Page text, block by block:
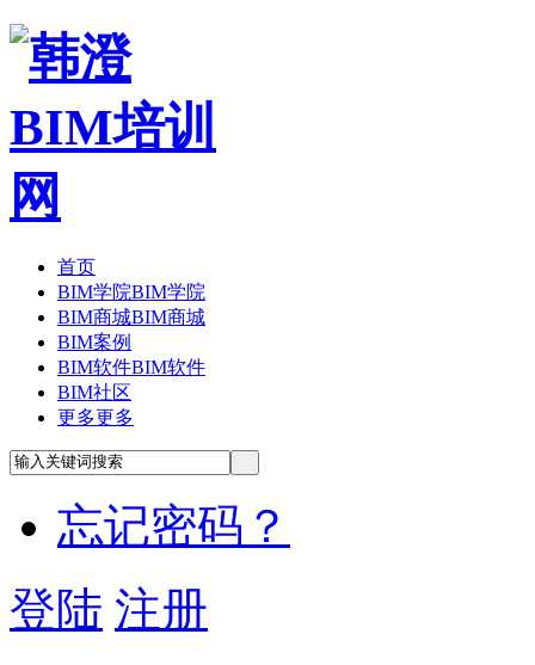
首页
BIM学院BIM学院
BIM商城BIM商城
BIM案例
BIM软件BIM软件
BIM社区
更多更多
忘记密码？
登陆 注册